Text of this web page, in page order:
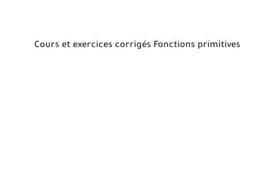
Cours et exercices corrigés Fonctions primitives